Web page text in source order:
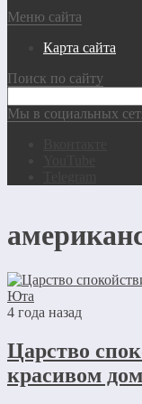
Меню сайта
Карта сайта
Поиск по сайту
Мы в социальных
4 года назад
Царство
красивом